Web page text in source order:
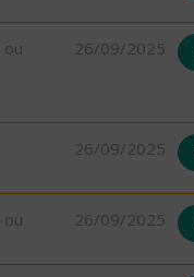
26/09/2025
26/09/2025
26/09/2025